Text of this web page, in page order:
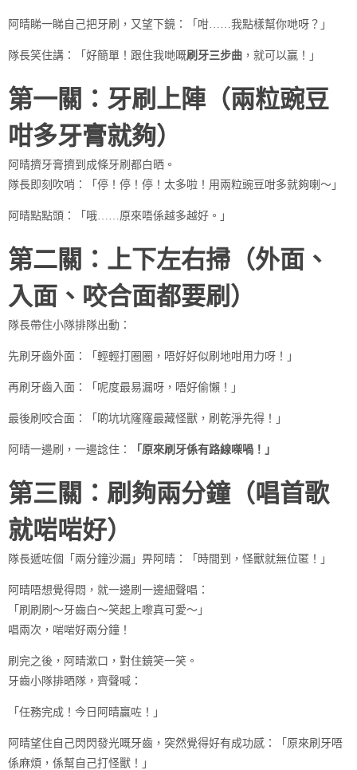
阿晴睇一睇自己把牙刷，又望下鏡：「咁……我點樣幫你哋呀？」
隊長笑住講：「好簡單！跟住我哋嘅刷牙三步曲 ，就可以贏！」
第一關：牙刷上陣（兩粒豌豆
咁多牙膏就夠）
阿晴擠牙膏擠到成條牙刷都白晒。
隊長即刻吹哨：「停！停！停！太多啦！用兩粒豌豆咁多就夠喇～」
阿晴點點頭：「哦……原來唔係越多越好。」
第二關：上下左右掃（外面、
入面、咬合面都要刷）
隊長帶住小隊排隊出動：
先刷牙齒外面：「輕輕打圈圈，唔好好似刷地咁用力呀！」
再刷牙齒入面：「呢度最易漏呀，唔好偷懶！」
最後刷咬合面：「啲坑坑窿窿最藏怪獸，刷乾淨先得！」
阿晴一邊刷，一邊諗住： 「原來刷牙係有路線㗎喎！」
第三關：刷夠兩分鐘（唱首歌
就啱啱好）
隊長遞咗個「兩分鐘沙漏」畀阿晴：「時間到，怪獸就無位匿！」
阿晴唔想覺得悶，就一邊刷一邊細聲唱：
「刷刷刷～牙齒白～笑起上嚟真可愛～」
唱兩次，啱啱好兩分鐘！
刷完之後，阿晴漱口，對住鏡笑一笑。
牙齒小隊排晒隊，齊聲喊：
「任務完成！今日阿晴贏咗！」
阿晴望住自己閃閃發光嘅牙齒，突然覺得好有成功感：「原來刷牙唔
係麻煩，係幫自己打怪獸！」